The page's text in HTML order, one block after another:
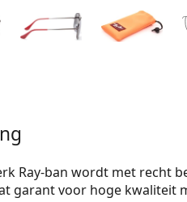
Ray-ban wordt met recht
garant voor hoge kwaliteit